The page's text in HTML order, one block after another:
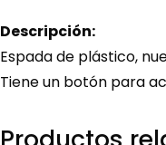
Descripción:
Espada de plástico,
Tiene un botón para